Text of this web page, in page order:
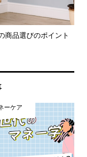
商品選びのポイント
ーケア